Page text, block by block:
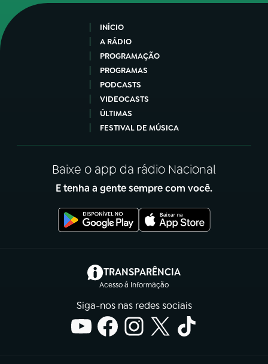
INÍCIO
A RÁDIO
PROGRAMAÇÃO
PROGRAMAS
PODCASTS
VIDEOCASTS
ÚLTIMAS
FESTIVAL DE MÚSICA
Baixe o app da rádio Nacional
E tenha a gente sempre com você.
TRANSPARÊNCIA
Acesso à Informação
(abre em nova aba)
Siga-nos nas redes sociais